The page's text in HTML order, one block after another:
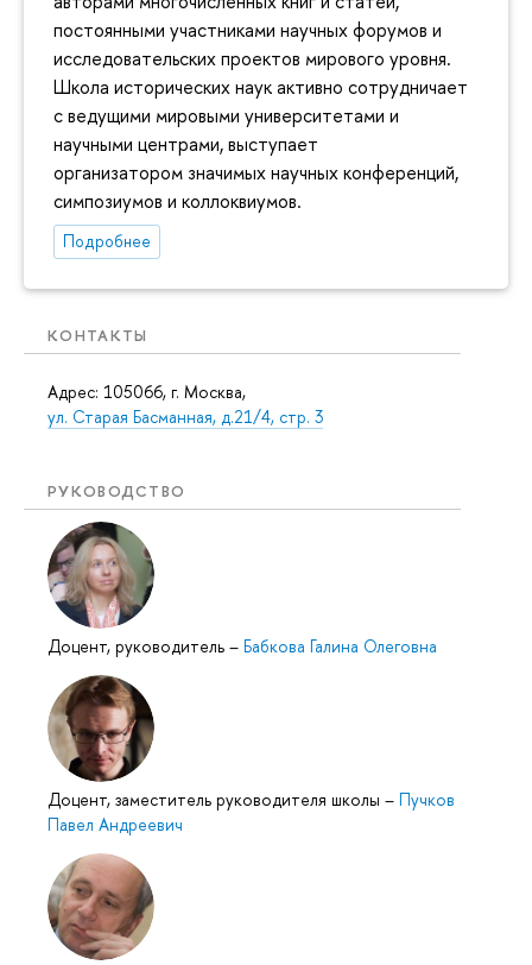
постоянными участниками научных форумов и
исследовательских проектов мирового уровня.
Школа исторических наук активно сотрудничает
с ведущими мировыми университетами и
научными центрами, выступает
организатором значимых научных конференций,
симпозиумов и коллоквиумов.
Подробнее
КОНТАКТЫ
Адрес: 105066, г. Москва,
ул. Старая Басманная, д.21/4, стр. 3
РУКОВОДСТВО
Доцент, руководитель – Бабкова Галина Олеговна
Доцент, заместитель руководителя школы – Пучков
Павел Андреевич